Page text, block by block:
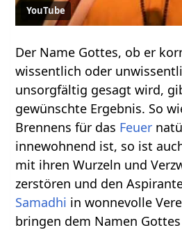
YouTube
Der Name Gottes, ob er
wissentlich oder
unsorgfältig gesagt wird,
gewünschte Ergebnis. So
Brennens für das Feuer
innewohnend ist, so ist
mit ihren Wurzeln und
zerstören und den
Samadhi in wonnevolle
bringen dem Namen